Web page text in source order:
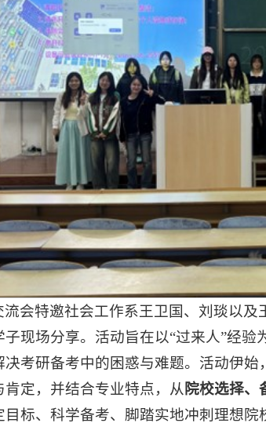
流会特邀社会工作系王卫国、刘琰以及
子现场分享。活动旨在以“过来人”经验
决考研备考中的困惑与难题。活动伊
肯定，并结合专业特点，从 院校选择、
目标、科学备考、脚踏实地冲刺理想院